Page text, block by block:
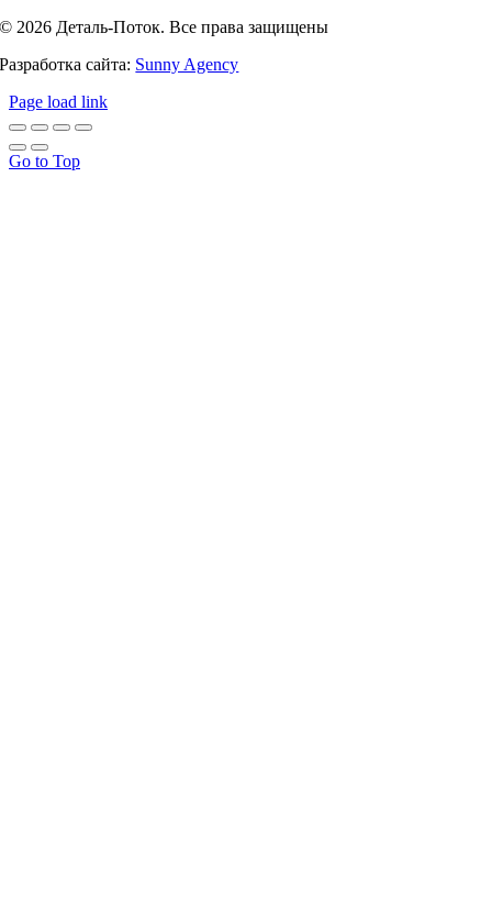
© 2026 Деталь-Поток. Все права защищены
Разработка сайта: Sunny Agency
Page load link
Go to Top